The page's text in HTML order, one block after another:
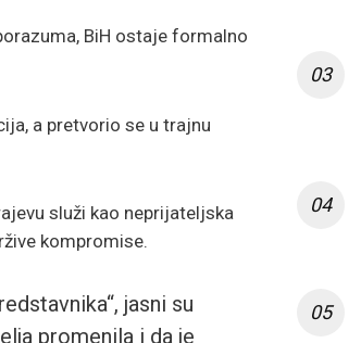
BiH ostaje formalno
a pretvorio se u trajnu
služi kao neprijateljska
kompromise.
jasni su
promenila i da je